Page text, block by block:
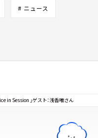
# ニュース
in Session 」ゲスト：浅香唯さん